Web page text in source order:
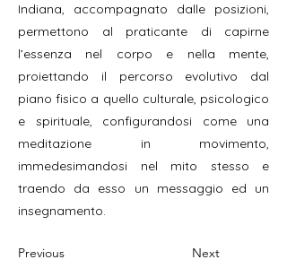
Indiana, accompagnato dalle posizioni,
permettono al praticante di capirne
l’essenza nel corpo e nella mente,
proiettando il percorso evolutivo dal
piano fisico a quello culturale, psicologico
e spirituale, configurandosi come una
meditazione in movimento,
immedesimandosi nel mito stesso e
traendo da esso un messaggio ed un
insegnamento.
Previous Next